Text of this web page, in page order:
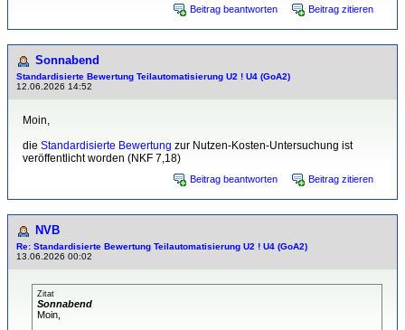
Beitrag beantworten Beitrag zitieren
Sonnabend
Standardisierte Bewertung Teilautomatisierung U2 ! U4 (GoA2)
12.06.2026 14:52
Moin,
die Standardisierte Bewertung zur Nutzen-Kosten-Untersuchung ist
veröffentlicht worden (NKF 7,18)
Beitrag beantworten Beitrag zitieren
NVB
Re: Standardisierte Bewertung Teilautomatisierung U2 ! U4 (GoA2)
13.06.2026 00:02
Zitat
Sonnabend
Moin,